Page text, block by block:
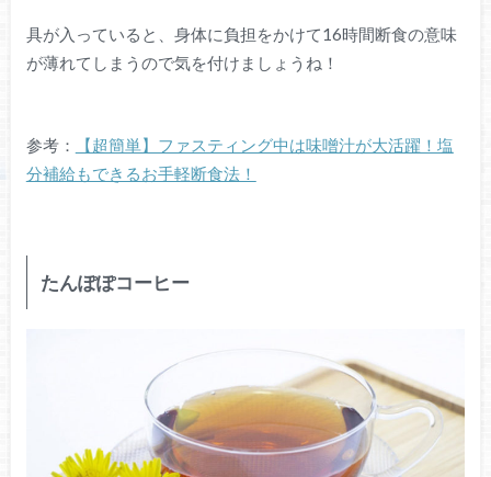
具が入っていると、身体に負担をかけて16時間断食の意味
が薄れてしまうので気を付けましょうね！
参考：
【超簡単】ファスティング中は味噌汁が大活躍！塩
分補給もできるお手軽断食法！
たんぽぽコーヒー